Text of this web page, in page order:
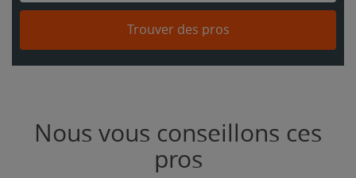
Trouver des pros
Nous vous conseillons ces
pros